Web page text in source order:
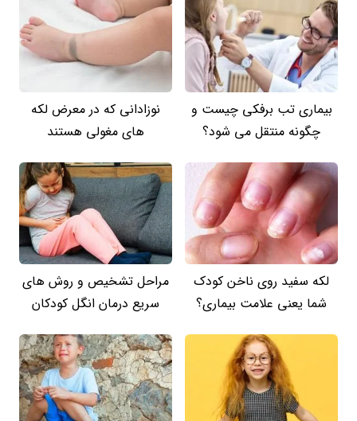
بیماری تب برفکی چیست و
چگونه منتقل می شود؟
نوزادانی که در معرض لکه
های مغولی هستند
لکه سفید روی ناخن کودک
شما یعنی علامت بیماری؟
مراحل تشخیص و روش های
سریع درمان انگل کودکان